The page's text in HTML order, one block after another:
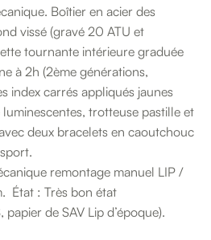
Boîtier en acier des
vissé (gravé 20 ATU et
tournante intérieure graduée
à 2h (2ème générations,
index carrés appliqués jaunes
trotteuse pastille et
deux bracelets en caoutchouc
remontage manuel LIP /
État : Très bon état
de SAV Lip d’époque).